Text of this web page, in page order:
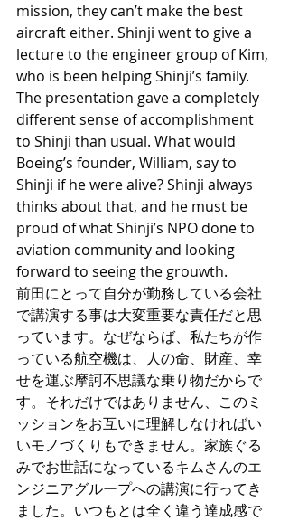
mission, they can’t make the best
aircraft either. Shinji went to give a
lecture to the engineer group of Kim,
who is been helping Shinji’s family.
The presentation gave a completely
different sense of accomplishment
to Shinji than usual. What would
Boeing’s founder, William, say to
Shinji if he were alive? Shinji always
thinks about that, and he must be
proud of what Shinji’s NPO done to
aviation community and looking
forward to seeing the grouwth.
前田にとって自分が勤務している会社
で講演する事は大変重要な責任だと思
っています。なぜならば、私たちが作
っている航空機は、人の命、財産、幸
せを運ぶ摩訶不思議な乗り物だからで
す。それだけではありません、このミ
ッションをお互いに理解しなければい
いモノづくりもできません。家族ぐる
みでお世話になっているキムさんのエ
ンジニアグループへの講演に行ってき
ました。いつもとは全く違う達成感で